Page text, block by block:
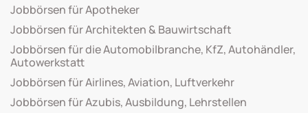
Jobbörsen für Apotheker
Jobbörsen für Architekten & Bauwirtschaft
Jobbörsen für die Automobilbranche, KfZ, Autohändler,
Autowerkstatt
Jobbörsen für Airlines, Aviation, Luftverkehr
Jobbörsen für Azubis, Ausbildung, Lehrstellen